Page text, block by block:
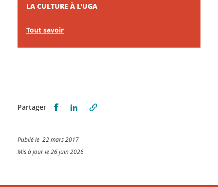
LA CULTURE À L'UGA
Tout savoir
Partager Partager sur Facebook
Partager sur LinkedIn
Publié le 22 mars 2017
Mis à jour le 26 juin 2026